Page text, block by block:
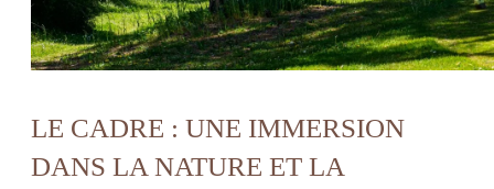
LE CADRE : UNE IMMERSION
DANS LA NATURE ET LA